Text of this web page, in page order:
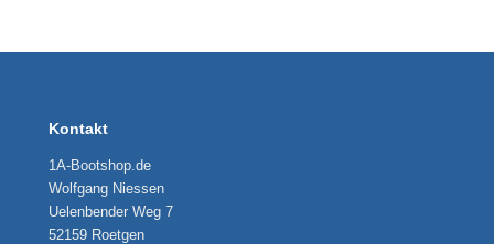
Kontakt
1A-Bootshop.de
Wolfgang Niessen
Uelenbender Weg 7
52159 Roetgen